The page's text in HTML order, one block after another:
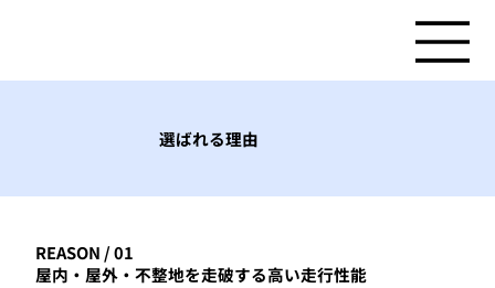
選ばれる理由
REASON / 01
屋内・屋外・不整地を走破する高い走行性能